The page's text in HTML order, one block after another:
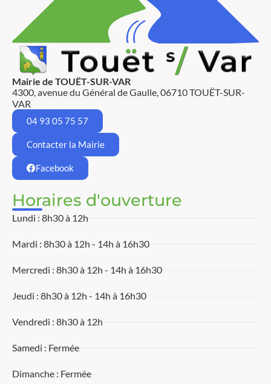
Mairie de TOUËT-SUR-VAR
4300, avenue du Général de Gaulle, 06710 TOUËT-SUR-
VAR
04 93 05 75 57
Contacter la Mairie
Facebook
Horaires d'ouverture
Lundi : 8h30 à 12h
Mardi : 8h30 à 12h - 14h à 16h30
Mercredi : 8h30 à 12h - 14h à 16h30
Jeudi : 8h30 à 12h - 14h à 16h30
Vendredi : 8h30 à 12h
Samedi : Fermée
Dimanche : Fermée